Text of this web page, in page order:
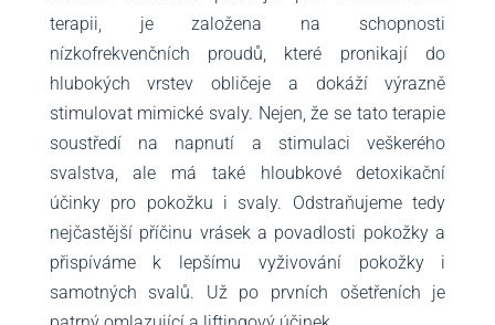
terapii, je založena na schopnosti
nízkofrekvenčních proudů, které pronikají do
hlubokých vrstev obličeje a dokáží výrazně
stimulovat mimické svaly. Nejen, že se tato terapie
soustředí na napnutí a stimulaci veškerého
svalstva, ale má také hloubkové detoxikační
účinky pro pokožku i svaly. Odstraňujeme tedy
nejčastější příčinu vrásek a povadlosti pokožky a
přispíváme k lepšímu vyživování pokožky i
samotných svalů. Už po prvních ošetřeních je